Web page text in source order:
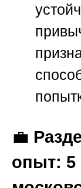
💼
опыт: 5